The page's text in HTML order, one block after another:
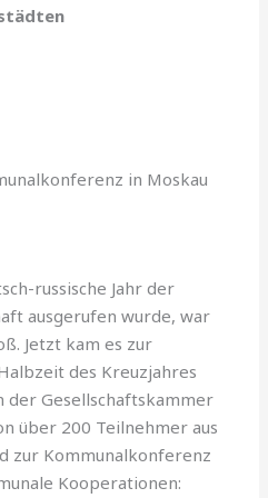
in Moskau
russische Jahr der
ausgerufen wurde, war
Jetzt kam es zur
des Kreuzjahres
der Gesellschaftskammer
über 200 Teilnehmer aus
zur Kommunalkonferenz
Kooperationen: